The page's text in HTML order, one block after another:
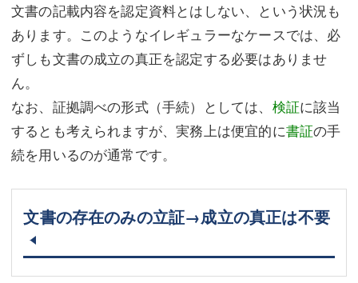
文書の記載内容を認定資料とはしない、という状況も
あります。このようなイレギュラーなケースでは、必
ずしも文書の成立の真正を認定する必要はありませ
ん。
なお、証拠調べの形式（手続）としては、 検証に該当
するとも考えられますが、実務上は便宜的に書証の手
続を用いるのが通常です。
文書の存在のみの立証→成立の真正は不要